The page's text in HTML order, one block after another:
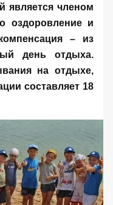
является членом
оздоровление и
– из
день отдыха.
на отдыхе,
составляет 18